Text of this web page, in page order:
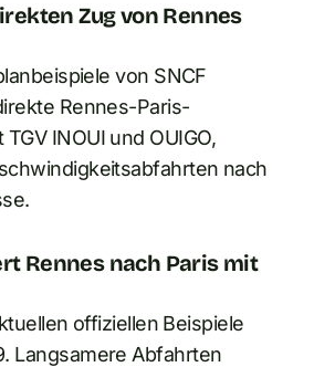
Zug von Rennes
von SNCF
Rennes-Paris-
INOUI und OUIGO,
nach
Rennes nach Paris mit
offiziellen Beispiele
Langsamere Abfahrten